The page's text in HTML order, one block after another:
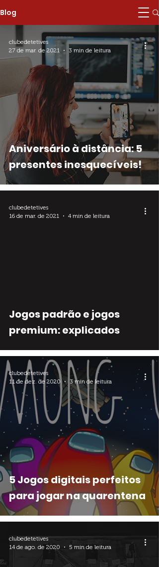
Blog
Aniversário à distância: 5
presentes inesquecíveis!
clubedetetives
27 de mar. de 2021
3 min de leitura
Jogos padrão e jogos
premium: explicados
clubedetetives
16 de mar. de 2021
4 min de leitura
5 Jogos digitais perfeitos
para jogar na quarentena
clubedetetives
11 de dez. de 2020
3 min de leitura
clubedetetives
14 de ago. de 2020
5 min de leitura